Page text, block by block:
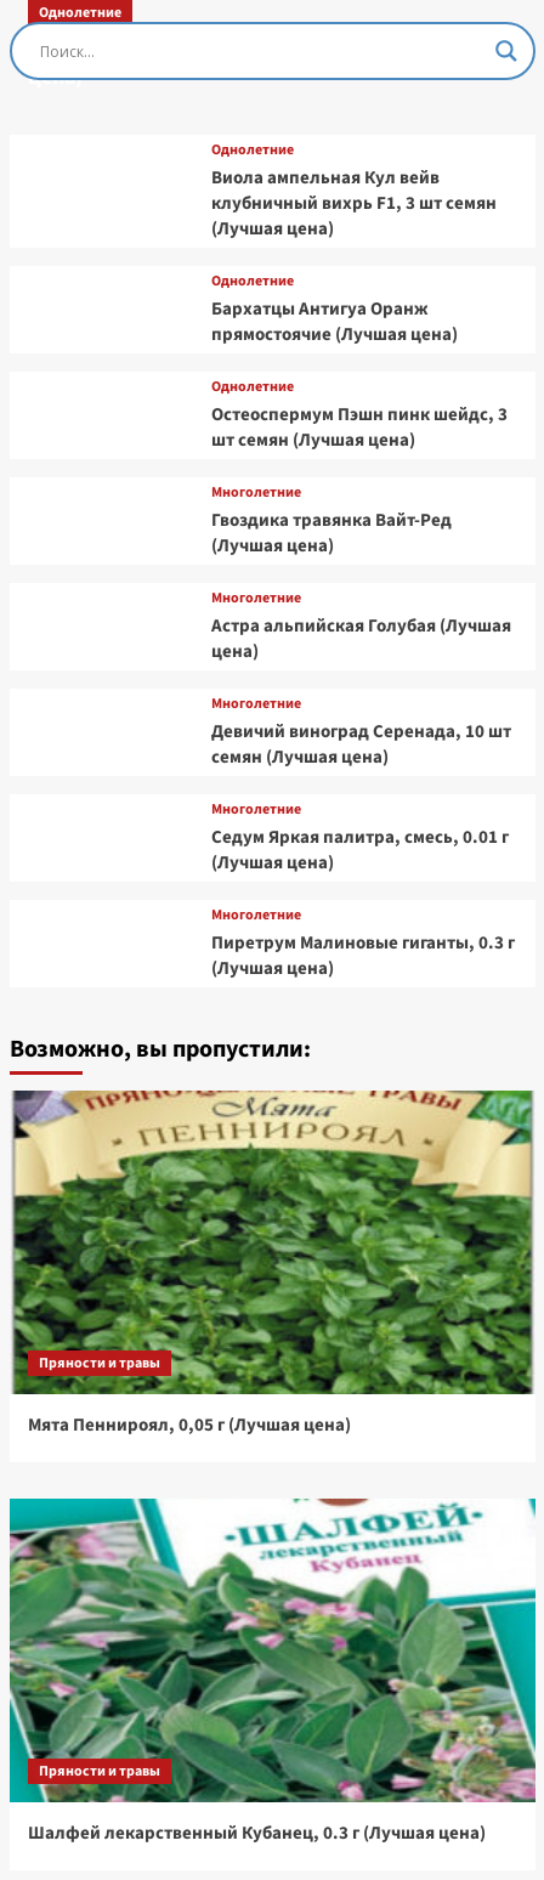
Однолетние
Остеоспермум Пэшн Роуз, 3 шт семян (Лучшая
цена)
Однолетние
Виола ампельная Кул вейв
клубничный вихрь F1, 3 шт семян
(Лучшая цена)
Однолетние
Бархатцы Антигуа Оранж
прямостоячие (Лучшая цена)
Однолетние
Остеоспермум Пэшн пинк шейдс, 3
шт семян (Лучшая цена)
Многолетние
Гвоздика травянка Вайт-Ред
(Лучшая цена)
Многолетние
Астра альпийская Голубая (Лучшая
цена)
Многолетние
Девичий виноград Серенада, 10 шт
семян (Лучшая цена)
Многолетние
Седум Яркая палитра, смесь, 0.01 г
(Лучшая цена)
Многолетние
Пиретрум Малиновые гиганты, 0.3 г
(Лучшая цена)
Возможно, вы пропустили:
Пряности и травы
Мята Пеннироял, 0,05 г (Лучшая цена)
Пряности и травы
Шалфей лекарственный Кубанец, 0.3 г (Лучшая цена)